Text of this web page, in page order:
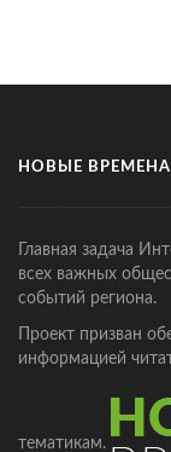
НОВЫЕ ВРЕМЕНА
Главная задача
всех важных
событий региона.
Проект призван
информацией
тематикам.